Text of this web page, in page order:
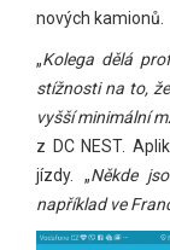
nových kamionů.
„Kolega dělá
stížnosti na to,
vyšší minimální
z DC NEST.
jízdy. „Někde
například ve